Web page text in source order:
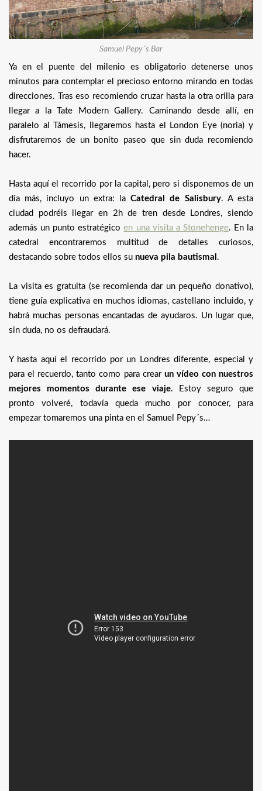
Samuel Pepy´s Bar
Ya en el puente del milenio es obligatorio detenerse unos
minutos para contemplar el precioso entorno mirando en todas
direcciones. Tras eso recomiendo cruzar hasta la otra orilla para
llegar a la Tate Modern Gallery. Caminando desde allí, en
paralelo al Támesis, llegaremos hasta el London Eye (noria) y
disfrutaremos de un bonito paseo que sin duda recomiendo
hacer.
Hasta aquí el recorrido por la capital, pero si disponemos de un
día más, incluyo un extra: laCatedral de Salisbury. A esta
ciudad podréis llegar en 2h de tren desde Londres, siendo
además un punto estratégicoen una visita a Stonehenge. En la
catedral encontraremos multitud de detalles curiosos,
destacando sobre todos ellos su nueva pila bautismal .
La visita es gratuita (se recomienda dar un pequeño donativo),
tiene guía explicativa en muchos idiomas, castellano incluido, y
habrá muchas personas encantadas de ayudaros. Un lugar que,
sin duda, no os defraudará.
Y hasta aquí el recorrido por un Londres diferente, especial y
para el recuerdo, tanto como para crear un vídeo con nuestros
mejores momentos durante ese viaje. Estoy seguro que
pronto volveré, todavía queda mucho por conocer, para
empezar tomaremos una pinta en el Samuel Pepy´s…